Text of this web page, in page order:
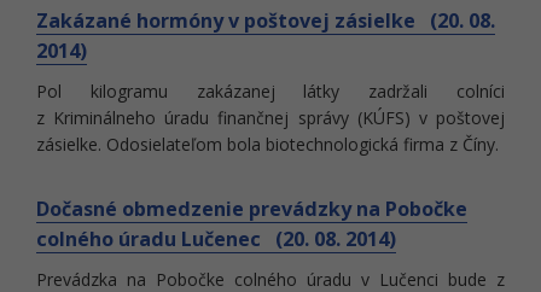
Zakázané hormóny v poštovej zásielke (20. 08.
2014)
Pol kilogramu zakázanej látky zadržali colníci
z Kriminálneho úradu finančnej správy (KÚFS) v poštovej
zásielke. Odosielateľom bola biotechnologická firma z Číny.
Dočasné obmedzenie prevádzky na Pobočke
colného úradu Lučenec (20. 08. 2014)
Prevádzka na Pobočke colného úradu v Lučenci bude z